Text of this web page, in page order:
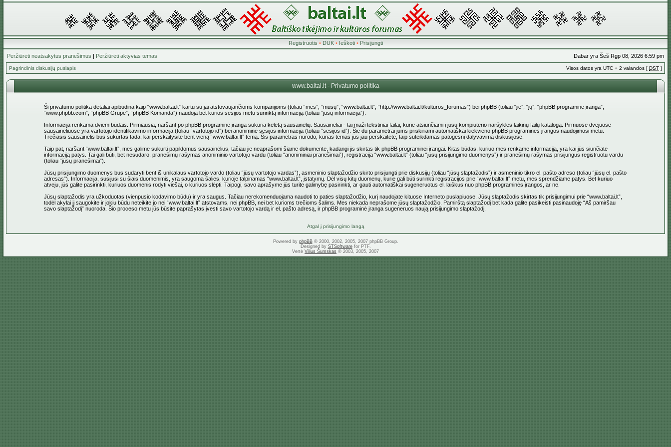
Registruotis • DUK• Ieškoti• Prisijungti
Peržiūrėti neatsakytus pranešimus | Peržiūrėti aktyvias temas Dabar yra Šeš Rgp 08, 2026 6:59 pm
Pagrindinis diskusijų puslapis Visos datos yra UTC + 2 valandos [ DST ]
www.baltai.lt - Privatumo politika
Ši privatumo politika detaliai apibūdina kaip “www.baltai.lt” kartu su jai atstovaujančioms kompanijoms (toliau “mes”, “mūsų”, “www.baltai.lt”, “http://www.baltai.lt/kulturos_forumas”) bei phpBB (toliau “jie”, “jų”, “phpBB programinė įranga”,
“www.phpbb.com”, “phpBB Grupė”, “phpBB Komanda”) naudoja bet kurios sesijos metu surinktą informaciją (toliau “jūsų informacija”).
Informacija renkama dviem būdais. Pirmiausia, naršant po phpBB programinė įranga sukuria keletą sausainėlių. Sausainėliai - tai maži tekstiniai failai, kurie atsiunčiami į jūsų kompiuterio naršyklės laikinų failų katalogą. Pirmuose dvejuose
sausainėliuose yra vartotojo identifikavimo informacija (toliau “vartotojo id”) bei anoniminė sesijos informacija (toliau “sesijos id”). Šie du parametrai jums priskiriami automatiškai kiekvieno phpBB programinės įrangos naudojimosi metu.
Trečiasis sausainėlis bus sukurtas tada, kai perskaitysite bent vieną “www.baltai.lt” temą. Šis parametras nurodo, kurias temas jūs jau perskaitėte, taip suteikdamas patogesnį dalyvavimą diskusijose.
Taip pat, naršant “www.baltai.lt”, mes galime sukurti papildomus sausainėlius, tačiau jie neaprašomi šiame dokumente, kadangi jis skirtas tik phpBB programinei įrangai. Kitas būdas, kuriuo mes renkame informaciją, yra kai jūs siunčiate
informaciją patys. Tai gali būti, bet nesudaro: pranešimų rašymas anoniminio vartotojo vardu (toliau “anoniminiai pranešimai”), registracija “www.baltai.lt” (toliau “jūsų prisijungimo duomenys”) ir pranešimų rašymas prisijungus registruotu vardu
(toliau “jūsų pranešimai”).
Jūsų prisijungimo duomenys bus sudaryti bent iš unikalaus vartotojo vardo (toliau “jūsų vartotojo vardas”), asmeninio slaptažodžio skirto prisijungti prie diskusijų (toliau “jūsų slaptažodis”) ir asmeninio tikro el. pašto adreso (toliau “jūsų el. pašto
adresas”). Informacija, susijusi su šiais duomenimis, yra saugoma šalies, kurioje talpinamas “www.baltai.lt”, įstatymų. Dėl visų kitų duomenų, kurie gali būti surinkti registracijos prie “www.baltai.lt” metu, mes sprendžiame patys. Bet kuriuo
atveju, jūs galite pasirinkti, kuriuos duomenis rodyti viešai, o kuriuos slėpti. Taipogi, savo aprašyme jūs turite galimybę pasirinkti, ar gauti automatiškai sugeneruotus el. laiškus nuo phpBB programinės įrangos, ar ne.
Jūsų slaptažodis yra užkoduotas (vienpusio kodavimo būdu) ir yra saugus. Tačiau nerekomenduojama naudoti to paties slaptažodžio, kurį naudojate kituose Interneto puslapiuose. Jūsų slaptažodis skirtas tik prisijungimui prie “www.baltai.lt”,
todėl akylai jį saugokite ir jokiu būdu neteikite jo nei “www.baltai.lt” atstovams, nei phpBB, nei bet kurioms trečioms šalims. Mes niekada neprašome jūsų slaptažodžio. Pamirštą slaptažodį bet kada galite pasikeisti pasinaudoję “Aš pamiršau
savo slaptažodį” nuoroda. Šio proceso metu jūs būsite paprašytas įvesti savo vartotojo vardą ir el. pašto adresą, ir phpBB programinė įranga sugeneruos naują prisijungimo slaptažodį.
Atgal į prisijungimo langą
Powered by phpBB© 2000, 2002, 2005, 2007 phpBB Group.
Designed by STSoftwarefor PTF.
Vertė Vilius Šumskas © 2003, 2005, 2007